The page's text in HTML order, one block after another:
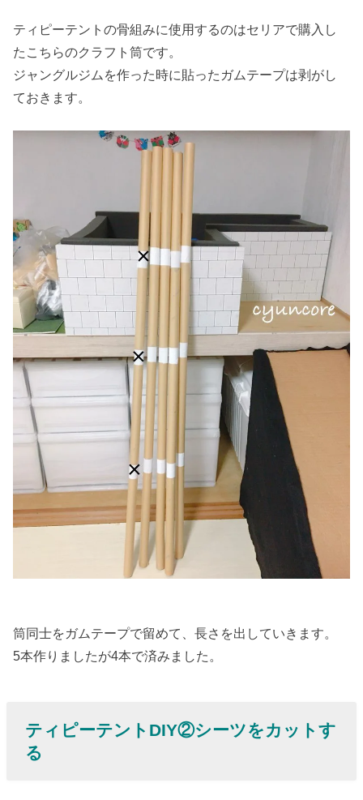
ティピーテントの骨組みに使用するのはセリアで購入し
たこちらのクラフト筒です。
ジャングルジムを作った時に貼ったガムテープは剥がし
ておきます。
筒同士をガムテープで留めて、長さを出していきます。
5本作りましたが4本で済みました。
ティピーテントDIY②シーツをカットす
る